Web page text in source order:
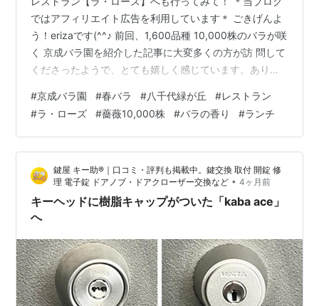
ではアフィリエイト広告を利用しています＊ ごきげんよ
う！erizaです(^^♪ 前回、1,600品種 10,000株のバラが咲
く 京成バラ園を紹介した記事に大変多くの方が訪 問して
くださったようで、とても嬉しく感じています。ありが
かった、バラ園で食べたランチのご紹介です(*^^*) レス
トラン【ラ・ローズ】という名前が、もうぴったりです
ね。 ラ・ローズ レストラン ラ・ローズ - 京成バラ園 -
Keisei Rose Garden 定休日・営業時間はお問い合わせく
ださい ※季節により定休…
#京成バラ園 #春バラ #八千代緑が丘 #レストラン
#ラ・ローズ #薔薇10,000株 #バラの香り #ランチ
鍵屋 キー助®｜口コミ・評判も掲載中。鍵交換 取付 開錠 修
理 電子錠 ドアノブ・ドアクローザー交換など • 4ヶ月前
キーヘッドに樹脂キャップがついた「kaba ace」
へ